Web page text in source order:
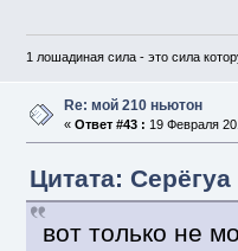
1 лошадиная сила - это сила
Re: мой 210 ньютон
« Ответ #43 : 19 Февраля
Цитата:
вот только не